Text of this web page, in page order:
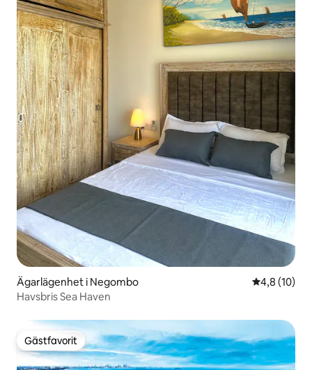
Ägarlägenhet i Negombo 4,8 av 5 i
4,8 (10)
Havsbris Sea Haven
Gästfavorit
Gästfavorit